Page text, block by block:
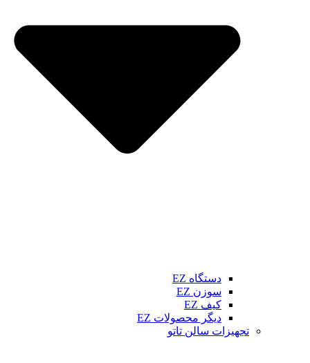
دستگاه EZ
سوزن EZ
کیف EZ
دیگر محصولات EZ
تجهیزات سالن تاتو